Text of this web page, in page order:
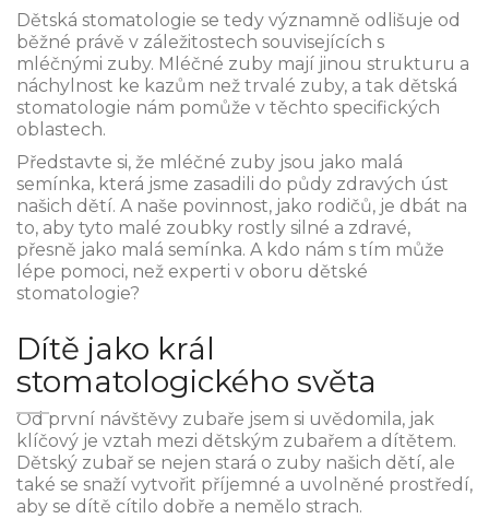
Dětská stomatologie se tedy významně odlišuje od
běžné právě v záležitostech souvisejících s
mléčnými zuby. Mléčné zuby mají jinou strukturu a
náchylnost ke kazům než trvalé zuby, a tak dětská
stomatologie nám pomůže v těchto specifických
oblastech.
Představte si, že mléčné zuby jsou jako malá
semínka, která jsme zasadili do půdy zdravých úst
našich dětí. A naše povinnost, jako rodičů, je dbát na
to, aby tyto malé zoubky rostly silné a zdravé,
přesně jako malá semínka. A kdo nám s tím může
lépe pomoci, než experti v oboru dětské
stomatologie?
Dítě jako král
stomatologického světa
Od první návštěvy zubaře jsem si uvědomila, jak
klíčový je vztah mezi dětským zubařem a dítětem.
Dětský zubař se nejen stará o zuby našich dětí, ale
také se snaží vytvořit příjemné a uvolněné prostředí,
aby se dítě cítilo dobře a nemělo strach.